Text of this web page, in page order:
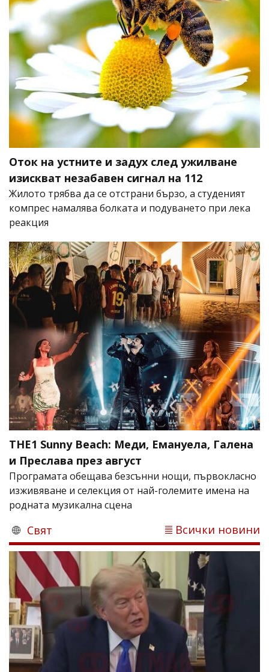
Оток на устните и задух след ужилване
изискват незабавен сигнал на 112
Жилото трябва да се отстрани бързо, а студеният
компрес намалява болката и подуването при лека
реакция
THE1 Sunny Beach: Меди, Емануела, Галена
и Преслава през август
Програмата обещава безсънни нощи, първокласно
изживяване и селекция от най-големите имена на
родната музикална сцена
Свят Всички новини